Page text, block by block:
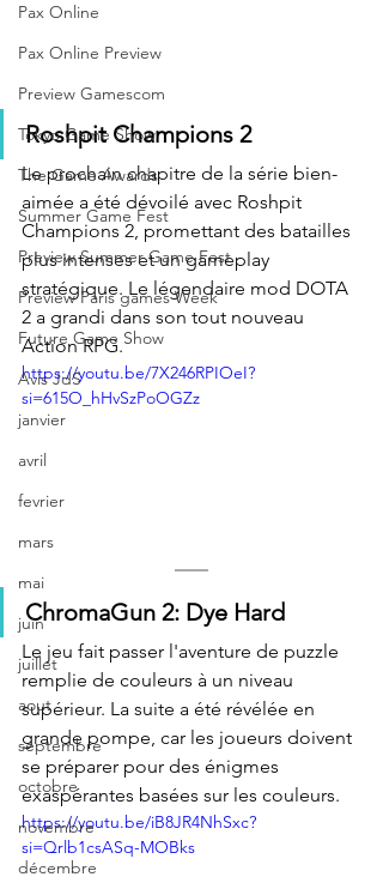
Pax Online
Pax Online Preview
Preview Gamescom
Tokyo Game Show
The Game Awards
Summer Game Fest
Preview Summer Game Fest
Preview Paris games Week
Future Game Show
Avis JdS
janvier
avril
fevrier
mars
mai
juin
juillet
aout
septembre
octobre
novembre
décembre
Roshpit Champions 2
Le prochain chapitre de la série bien-
aimée a été dévoilé avec Roshpit
Champions 2, promettant des batailles
plus intenses et un gameplay
stratégique. Le légendaire mod DOTA
2 a grandi dans son tout nouveau
Action RPG.
https://youtu.be/7X246RPIOeI?
si=615O_hHvSzPoOGZz
ChromaGun 2: Dye Hard
Le jeu fait passer l'aventure de puzzle
remplie de couleurs à un niveau
supérieur. La suite a été révélée en
grande pompe, car les joueurs doivent
se préparer pour des énigmes
exaspérantes basées sur les couleurs.
https://youtu.be/iB8JR4NhSxc?
si=Qrlb1csASq-MOBks